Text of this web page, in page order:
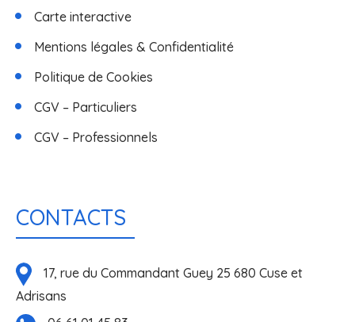
Carte interactive
Mentions légales & Confidentialité
Politique de Cookies
CGV – Particuliers
CGV – Professionnels
CONTACTS
17, rue du Commandant Guey 25 680 Cuse et
Adrisans